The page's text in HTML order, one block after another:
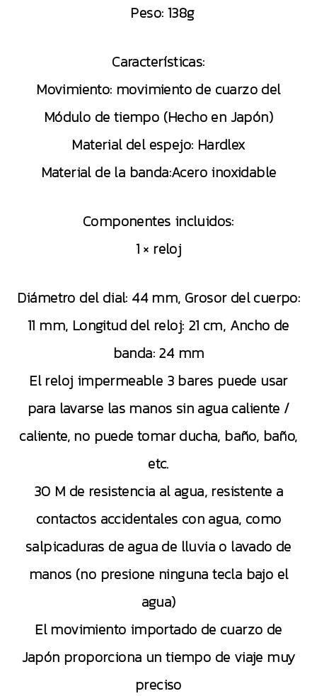
Peso: 138g
Características:
Movimiento: movimiento de cuarzo del
Módulo de tiempo (Hecho en Japón)
Material del espejo: Hardlex
Material de la banda:Acero inoxidable
Componentes incluidos:
1 × reloj
Diámetro del dial: 44 mm, Grosor del cuerpo:
11 mm, Longitud del reloj: 21 cm, Ancho de
banda: 24 mm
El reloj impermeable 3 bares puede usar
para lavarse las manos sin agua caliente /
caliente, no puede tomar ducha, baño, baño,
etc.
30 M de resistencia al agua, resistente a
contactos accidentales con agua, como
salpicaduras de agua de lluvia o lavado de
manos (no presione ninguna tecla bajo el
agua)
El movimiento importado de cuarzo de
Japón proporciona un tiempo de viaje muy
preciso